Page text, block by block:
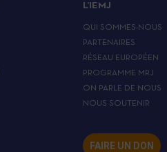
L’IEMJ
QUI SOMMES-NOUS
PARTENAIRES
RÉSEAU EUROPÉEN
PROGRAMME MRJ
ON PARLE DE NOUS
NOUS SOUTENIR
FAIRE UN DON